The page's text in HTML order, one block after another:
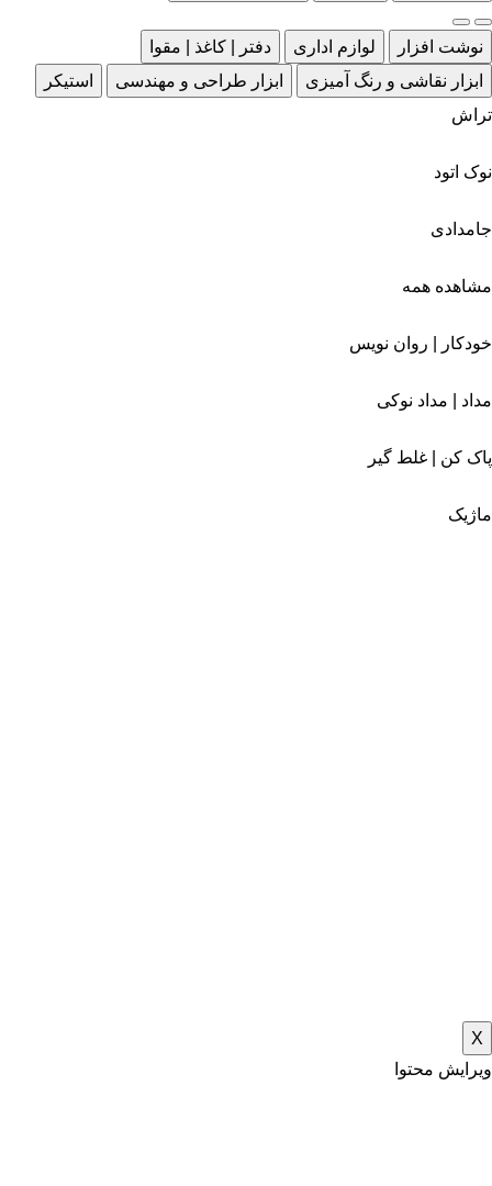
نوشت افزار لوازم اداری
دفتر | کاغذ | مقوا
ابزار نقاشی و رنگ آمیزی
ابزار طراحی و مهندسی
استیکر
تراش
نوک اتود
جامدادی
مشاهده همه
خودکار | روان نویس
مداد | مداد نوکی
پاک کن | غلط گیر
ماژیک
X
ویرایش محتوا